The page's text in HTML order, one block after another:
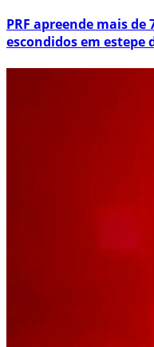
PRF apreende mais
escondidos em estepe